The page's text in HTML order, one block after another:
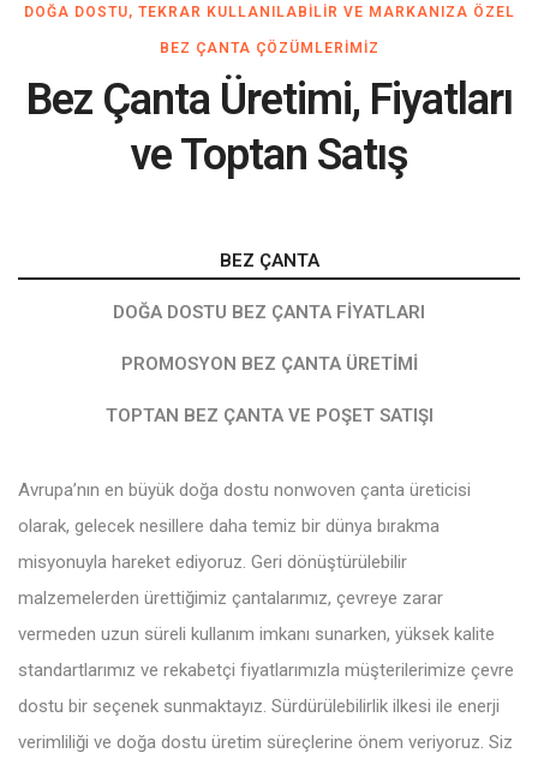
DOĞA DOSTU, TEKRAR KULLANILABILIR VE MARKANIZA ÖZEL
BEZ ÇANTA ÇÖZÜMLERIMIZ
Bez Çanta Üretimi, Fiyatları
ve Toptan Satış
BEZ ÇANTA
DOĞA DOSTU BEZ ÇANTA FIYATLARI
PROMOSYON BEZ ÇANTA ÜRETIMI
TOPTAN BEZ ÇANTA VE POŞET SATIŞI
Avrupa’nın en büyük doğa dostu nonwoven çanta üreticisi
olarak, gelecek nesillere daha temiz bir dünya bırakma
misyonuyla hareket ediyoruz. Geri dönüştürülebilir
malzemelerden ürettiğimiz çantalarımız, çevreye zarar
vermeden uzun süreli kullanım imkanı sunarken, yüksek kalite
standartlarımız ve rekabetçi fiyatlarımızla müşterilerimize çevre
dostu bir seçenek sunmaktayız. Sürdürülebilirlik ilkesi ile enerji
verimliliği ve doğa dostu üretim süreçlerine önem veriyoruz. Siz